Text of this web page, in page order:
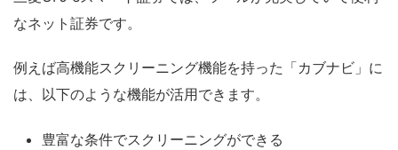
なネット証券です。
例えば高機能スクリーニング機能を持った「カブナビ」に
は、以下のような機能が活用できます。
豊富な条件でスクリーニングができる